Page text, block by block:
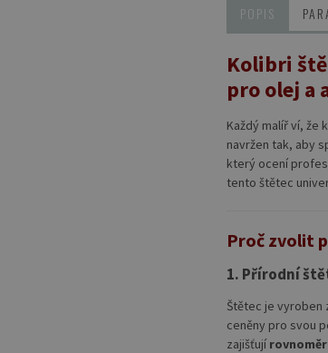
POPIS
Kolibri
pro olej a
Každý malíř ví, že
navržen tak, aby
který ocení
tento štětec
Proč zvolit
1. Přírodní
Štětec je vyroben
ceněny pro svou
zajišťují